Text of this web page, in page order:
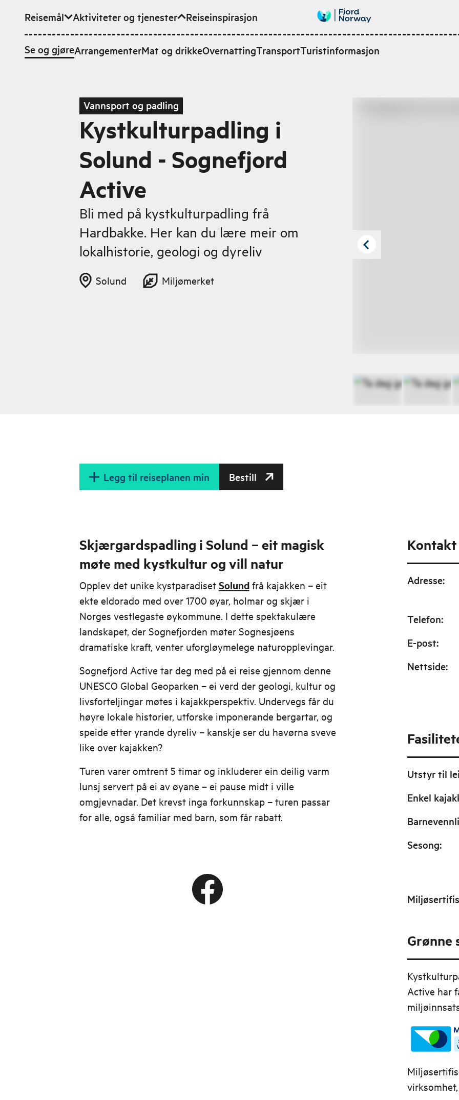
Hopp til hovedinnhold
Reisemål Aktiviteter og tjenester
Se og gjøreArrangementerMat og drikkeOvernattingTransportTuristinformasjon
Reiseinspirasjon
Vannsport og padling
Kystkulturpadling i
Solund - Sognefjord
Active
Bli med på kystkulturpadling frå
Hardbakke. Her kan du lære meir om
lokalhistorie, geologi og dyreliv
Solund Miljømerket
Legg til reiseplanen min Bestill
Skjærgardspadling i Solund – eit magisk
møte med kystkultur og vill natur
Opplev det unike kystparadiset Solundfrå kajakken – eit
ekte eldorado med over 1700 øyar, holmar og skjær i
Norges vestlegaste øykommune. I dette spektakulære
landskapet, der Sognefjorden møter Sognesjøens
dramatiske kraft, venter uforgløymelege naturopplevingar.
Sognefjord Active tar deg med på ei reise gjennom denne
UNESCO Global Geoparken – ei verd der geologi, kultur og
livsforteljingar møtes i kajakkperspektiv. Undervegs får du
høyre lokale historier, utforske imponerande bergartar, og
speide etter yrande dyreliv – kanskje ser du havørna sveve
like over kajakken?
Turen varer omtrent 5 timar og inkluderer ein deilig varm
lunsj servert på ei av øyane – ei pause midt i ville
omgjevnadar. Det krevst inga forkunnskap – turen passar
for alle, også familiar med barn, som får rabatt.
Kontakt
Adresse:
Telefon:
E-post:
Nettside:
Utstyr til
Enkel
Sesong:
Grønne
Active har